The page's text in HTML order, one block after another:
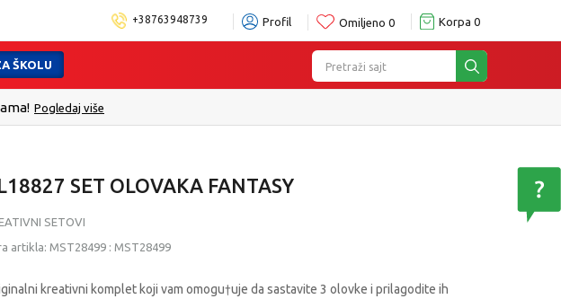
+38763948739 Profil Omiljeno 0 Korpa 0
Pretraži sajt
ŠKOLU
Pogledaj više
SET OLOVAKA FANTASY
SETOVI
artikla: MST28499 : MST28499
kreativni komplet koji vam omogu†uje da sastavite 3 olovke i prilagodite ih